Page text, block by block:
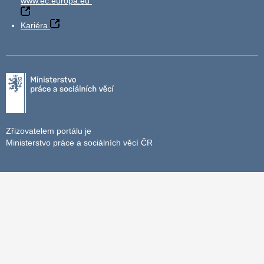
Kariéra
Zřizovatelem portálu je
Ministerstvo práce a sociálních věcí ČR